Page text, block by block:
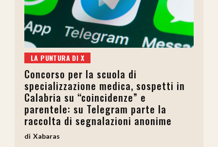
LA PUNTURA DI X
Concorso per la scuola di
specializzazione medica, sospetti in
Calabria su “coincidenze” e
parentele: su Telegram parte la
raccolta di segnalazioni anonime
Xabaras